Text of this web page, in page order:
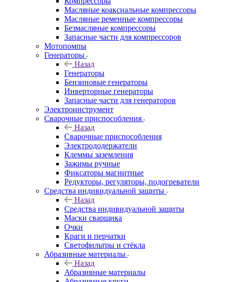
Масляные коаксиальные компрессоры
Масляные ременные компрессоры
Безмасляные компрессоры
Запасные части для компрессоров
Мотопомпы
Генераторы
Назад
Генераторы
Бензиновые генераторы
Инверторные генераторы
Запасные части для генераторов
Электроинструмент
Сварочные приспособления
Назад
Сварочные приспособления
Электрододержатели
Клеммы заземления
Зажимы ручные
Фиксаторы магнитные
Редукторы, регуляторы, подогреватели
Средства индивидуальной защиты
Назад
Средства индивидуальной защиты
Маски сварщика
Очки
Краги и перчатки
Светофильтры и стёкла
Абразивные материалы
Назад
Абразивные материалы